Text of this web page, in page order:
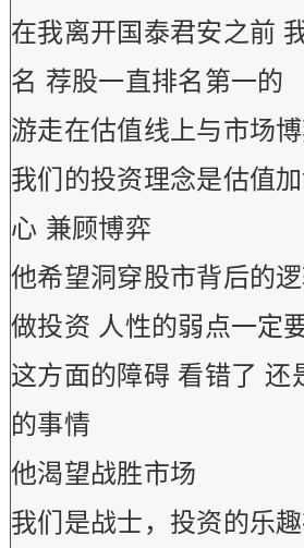
在我离开国泰君安之前
名 荐股一直排名第一的
游走在估值线上与市场
我们的投资理念是估值
心 兼顾博弈
他希望洞穿股市背后的
做投资 人性的弱点一定
这方面的障碍 看错了 还
的事情
他渴望战胜市场
我们是战士，投资的乐